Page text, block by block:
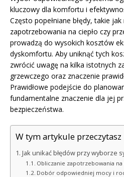
kluczowy dla komfortu i
Często popełniane błędy, takie
zapotrzebowania na ciepło czy
prowadzą do wysokich kosztów
dyskomfortu. Aby uniknąć tych
zwrócić uwagę na kilka istotnych
grzewczego oraz znaczenie
Prawidłowe podejście do
fundamentalne znaczenie dla jej
bezpieczeństwa.
W tym artykule przeczytasz
Jak unikać błędów przy wyborze
Obliczanie zapotrzebowania na
Dobór odpowiedniej mocy i